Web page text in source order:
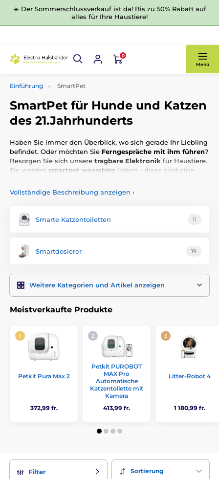
☀️ Der Sommerschlussverkauf ist da! Bis zu 50% Rabatt auf
alles für Ihre Haustiere!
0
Menü
Einführung SmartPet
SmartPet für Hunde und Katzen
des 21.Jahrhunderts
Haben Sie immer den Überblick, wo sich gerade Ihr Liebling
befindet. Oder möchten Sie Ferngespräche mit ihm führen?
Besorgen Sie sich unsere tragbare Elektronik für Haustiere.
Sie werden smartpet wearables lieben - diese sind eine
Vierbeiners.
Messgeräte, IP- Kameras für Hunde, Hundemarken oder
Fütterungs- und Wasserdosierer.
Ihren Tierfreunden.
stehen wir Ihnen gerne zur Verfügung. Sie erreichen uns
Tags über telefonisch unter 0176 / 344 33 212
, per E-mail
info@elektro-halsbander.de oder on- line im Chat in der
rechten Ecke unten auf dieser Webseite.
Vollständige Beschreibung anzeigen ›
Smarte Katzentoiletten 11
Smartdosierer 19
Weitere Kategorien und Artikel anzeigen
Meistverkaufte Produkte
Petkit Pura Max 2
372,99 fr.
Petkit PUROBOT
MAX Pro
Automatische
Katzentoilette mit
Kamera
413,99 fr.
Litter-Robot 4
1 180,99 fr.
Filter Sortierung